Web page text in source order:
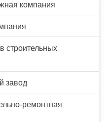
компания
строительных
завод
ремонтная